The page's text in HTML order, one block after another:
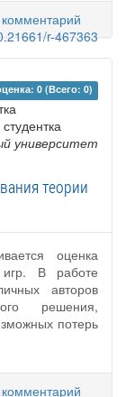
r-467363
0 (Всего: 0)
студентка
университет
теории
оценка
В работе
авторов
решения,
потерь